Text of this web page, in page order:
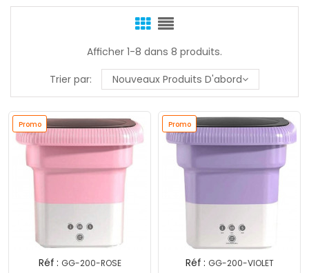
Afficher 1-8 dans 8 produits.
Trier par:
Nouveaux Produits D'abord
Promo
Réf : GG-200-ROSE
Promo
Réf : GG-200-VIOLET